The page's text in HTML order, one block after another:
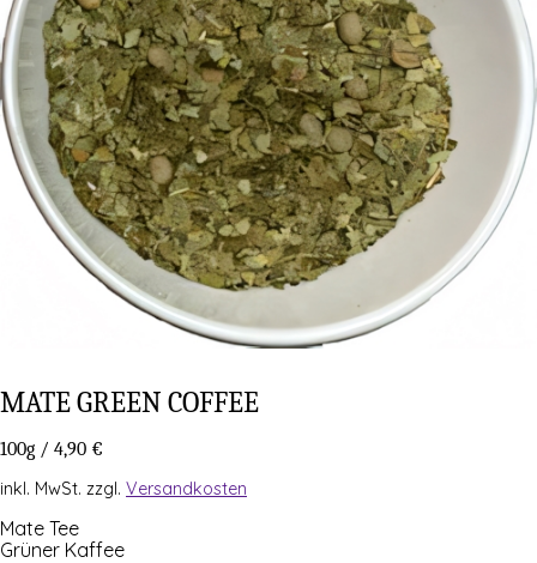
MATE GREEN COFFEE
100g / 4,90 €
inkl. MwSt. zzgl. Versandkosten
Mate Tee
Grü­ner Kaffee